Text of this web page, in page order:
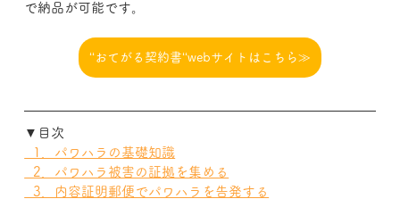
で納品が可能です。
‘‘おてがる契約書‘‘webサイトはこちら≫
▼目次
1．パワハラの基礎知識
2．パワハラ被害の証拠を集める
3．内容証明郵便でパワハラを告発する